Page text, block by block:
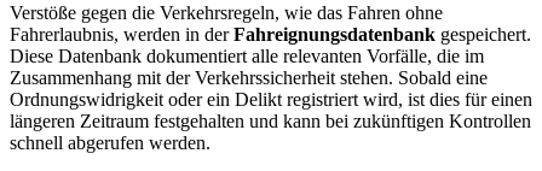
Verstöße gegen die Verkehrsregeln, wie das Fahren ohne
Fahrerlaubnis, werden in derFahreignungsdatenbank gespeichert.
Diese Datenbank dokumentiert alle relevanten Vorfälle, die im
Zusammenhang mit der Verkehrssicherheit stehen. Sobald eine
Ordnungswidrigkeit oder ein Delikt registriert wird, ist dies für einen
längeren Zeitraum festgehalten und kann bei zukünftigen Kontrollen
schnell abgerufen werden.